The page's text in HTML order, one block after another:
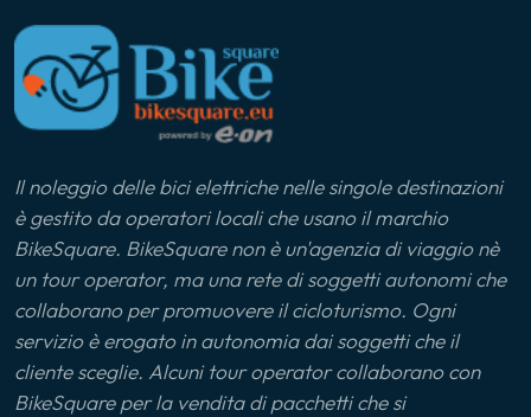
Il noleggio delle bici elettriche nelle singole destinazioni
è gestito da operatori locali che usano il marchio
BikeSquare. BikeSquare non è un'agenzia di viaggio nè
un tour operator, ma una rete di soggetti autonomi che
collaborano per promuovere il cicloturismo. Ogni
servizio è erogato in autonomia dai soggetti che il
cliente sceglie. Alcuni tour operator collaborano con
BikeSquare per la vendita di pacchetti che si